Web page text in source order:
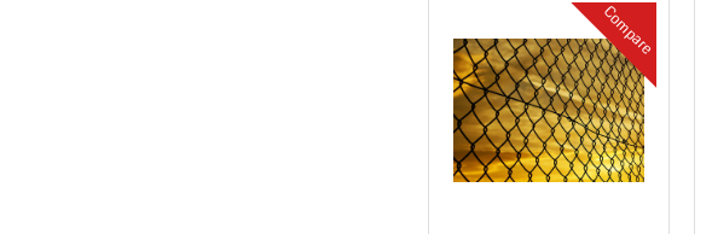
Compare